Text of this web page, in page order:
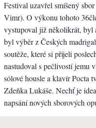
Festival uzavřel smíšený
Vimr). O výkonu tohoto
vystupoval již několikrát, byl
byl výběr z Českých
soutěže, které si přijeli
nastudoval s pečlivostí jemu
sólové housle a klavír Pocta
Zdeňka Lukáše. Nechť je
napsání nových sborových